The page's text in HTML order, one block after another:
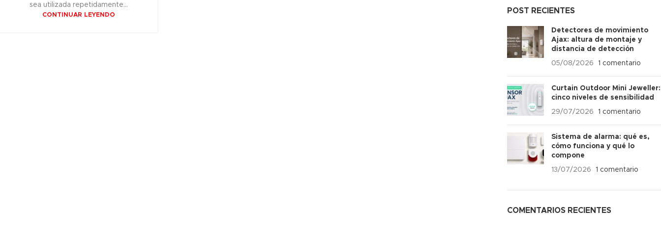
sea utilizada repetidamente...
CONTINUAR LEYENDO
POST RECIENTES
Detectores de movimiento
Ajax: altura de montaje y
distancia de detección
05/08/2026 1 comentario
Curtain Outdoor Mini Jeweller:
cinco niveles de sensibilidad
29/07/2026 1 comentario
Sistema de alarma: qué es,
cómo funciona y qué lo
compone
13/07/2026 1 comentario
COMENTARIOS RECIENTES